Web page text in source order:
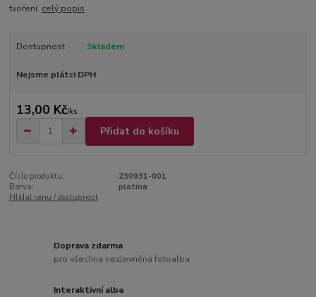
tvoření. celý popis
Dostupnost Skladem
Nejsme plátci DPH
13,00 Kč/ks
Přidat do košíku
Číslo produktu:
230931-001
Barva:
platina
Hlídat cenu / dostupnost
Doprava zdarma
pro všechna nezlevněná fotoalba
Interaktivní alba